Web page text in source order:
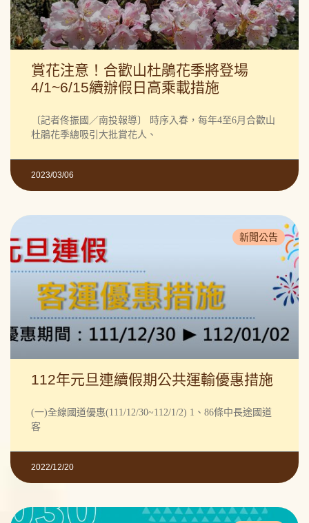
賞花注意！合歡山杜鵑花季將登場
4/1~6/15續辦假日高乘載措施
〔記者佟振國／南投報導〕 時序入春，每年4至6月合歡山
杜鵑花季總吸引大批賞花人、
2023/03/06
新聞公告
112年元旦連續假期公共運輸優惠措施
(一)全線國道優惠(111/12/30~112/1/2) 1、86條中長途國道
客
2022/12/20